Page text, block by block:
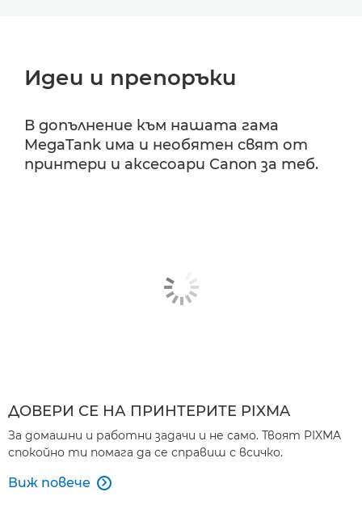
Идеи и препоръки
В допълнение към нашата гама
MegaTank има и необятен свят от
принтери и аксесоари Canon за теб.
ДОВЕРИ СЕ НА ПРИНТЕРИТЕ PIXMA
За домашни и работни задачи и не само. Твоят PIXMA
спокойно ти помага да се справиш с всичко.
Виж повече 